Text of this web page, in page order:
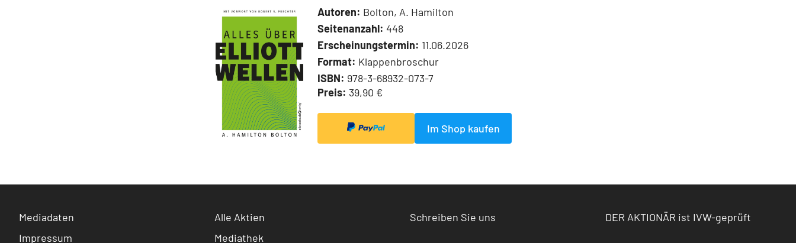
Autoren: Bolton, A. Hamilton
Seitenanzahl: 448
Erscheinungstermin: 11.06.2026
Format: Klappenbroschur
ISBN: 978-3-68932-073-7
Preis: 39,90 €
Im Shop kaufen
Mediadaten
Impressum
Alle Aktien
Mediathek
Schreiben Sie uns DER AKTIONÄR ist IVW-geprüft